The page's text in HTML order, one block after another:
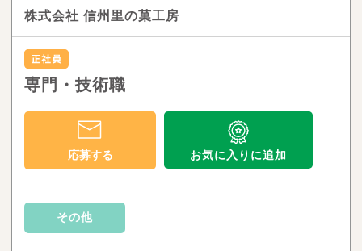
株式会社 信州里の菓工房
専門・技術職
応募する お気に入りに追加
その他